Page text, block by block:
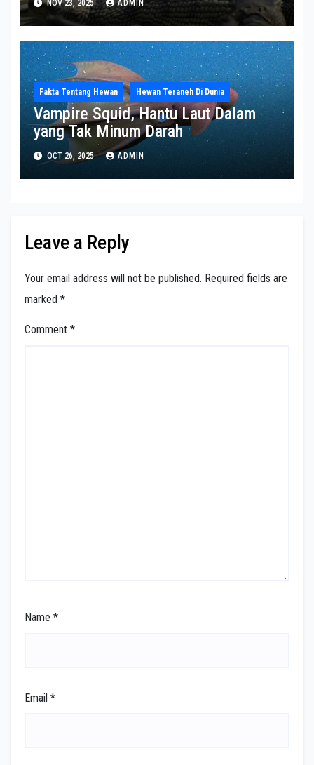
NOV 23, 2025 ADMIN
Fakta Tentang Hewan Hewan Teraneh Di Dunia
Vampire Squid, Hantu Laut Dalam
yang Tak Minum Darah
OCT 26, 2025 ADMIN
Leave a Reply
Your email address will not be published. Required fields are
marked *
Comment *
Name *
Email *